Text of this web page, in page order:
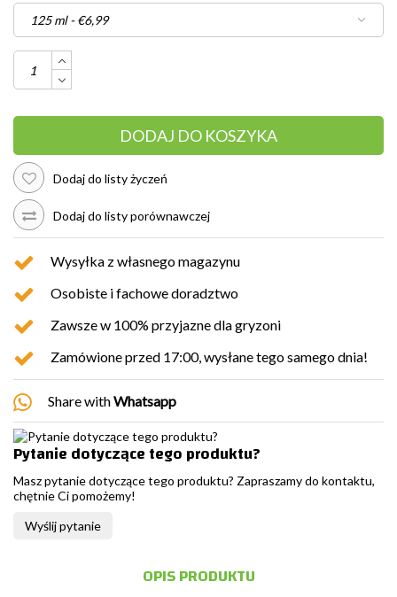
DODAJ DO KOSZYKA
Dodaj do listy życzeń
Dodaj do listy porównawczej
Wysyłka z własnego magazynu
Osobiste i fachowe doradztwo
Zawsze w 100% przyjazne dla gryzoni
Zamówione przed 17:00, wysłane tego samego dnia!
Share withWhatsapp
Pytanie dotyczące tego produktu?
Masz pytanie dotyczące tego produktu? Zapraszamy do kontaktu,
chętnie Ci pomożemy!
Wyślij pytanie
OPIS PRODUKTU